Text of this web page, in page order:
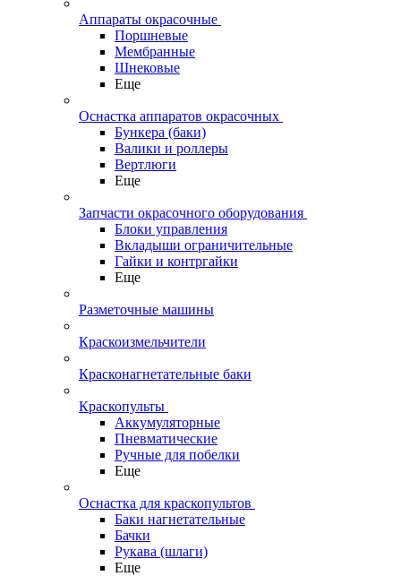
Аппараты окрасочные
Поршневые
Мембранные
Шнековые
Еще
Оснастка аппаратов окрасочных
Бункера (баки)
Валики и роллеры
Вертлюги
Еще
Запчасти окрасочного оборудования
Блоки управления
Вкладыши ограничительные
Гайки и контргайки
Еще
Разметочные машины
Краскоизмельчители
Красконагнетательные баки
Краскопульты
Аккумуляторные
Пневматические
Ручные для побелки
Еще
Оснастка для краскопультов
Баки нагнетательные
Бачки
Рукава (шлаги)
Еще